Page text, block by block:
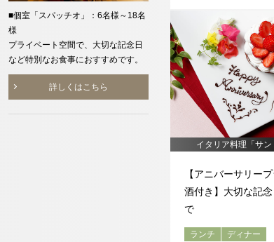
■個室「スパッチオ」：6名様～18名
様
プライベート空間で、大切な記念日
など特別なお食事におすすめです。
詳しくはこちら
イタリア料理「サン
【アニバーサリー
酒付き】大切な記
で
ランチ ディナー
ネットで予約する
TEL079-224-7113
（受付時間 10:30～21:00）
チェックイン日がお決まりでない方